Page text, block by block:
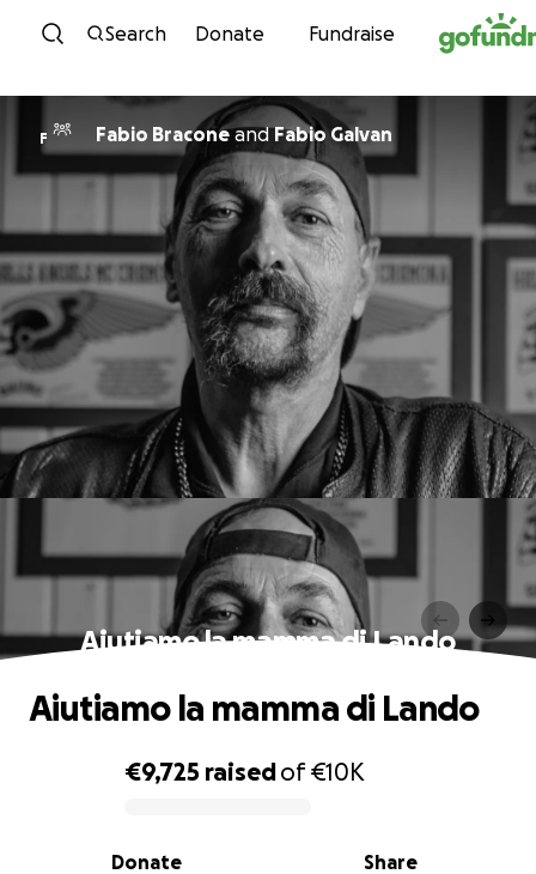
Skip to content
Search Donate Fundraise
F Fabio BraconeandFabio Galvan
Aiutiamo la mamma di Lando
0% complete
€9,725 raisedof€10K
Share
Donate
Aiutiamo la mamma di Lando